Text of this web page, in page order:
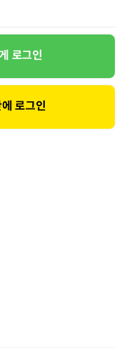
로그인
로그인